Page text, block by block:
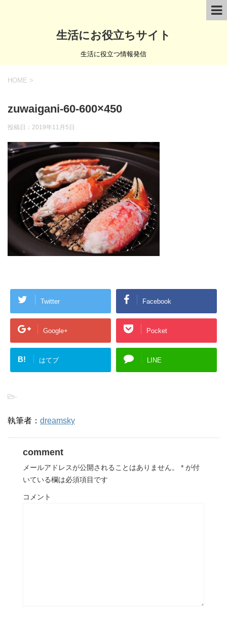
生活にお役立ちサイト
生活に役立つ情報発信
HOME >
zuwaigani-60-600×450
投稿日： 2019年11月5日
Twitter Facebook
Google+ Pocket
B! はてブ LINE
-
執筆者： dreamsky
comment
メールアドレスが公開されることはありません。 * が付
いている欄は必須項目です
コメント